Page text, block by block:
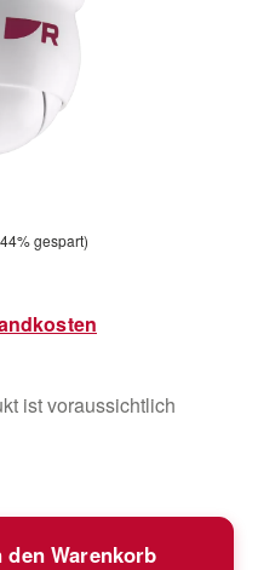
gespart)
ist voraussichtlich
gewünschten
den Warenkorb